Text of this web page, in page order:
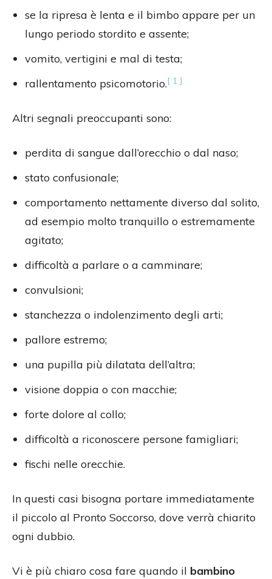
se la ripresa è lenta e il bimbo appare per un
lungo periodo stordito e assente;
vomito, vertigini e mal di testa;
rallentamento psicomotorio.[ 1 ]
Altri segnali preoccupanti sono:
perdita di sangue dall’orecchio o dal naso;
stato confusionale;
comportamento nettamente diverso dal solito,
ad esempio molto tranquillo o estremamente
agitato;
difficoltà a parlare o a camminare;
convulsioni;
stanchezza o indolenzimento degli arti;
pallore estremo;
una pupilla più dilatata dell’altra;
visione doppia o con macchie;
forte dolore al collo;
difficoltà a riconoscere persone famigliari;
fischi nelle orecchie.
In questi casi bisogna portare immediatamente
il piccolo al Pronto Soccorso, dove verrà chiarito
ogni dubbio.
Vi è più chiaro cosa fare quando il bambino